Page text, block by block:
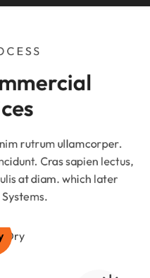
rutrum ullamcorper.
Cras sapien lectus,
at diam. which later